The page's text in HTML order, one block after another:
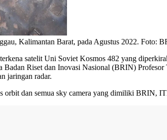
Kalimantan Barat, pada Agustus 2022. Foto:
satelit Uni Soviet Kosmos 482 yang
Riset dan Inovasi Nasional (BRIN)
jaringan radar.
orbit dan semua sky camera yang dimiliki